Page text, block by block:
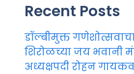
Recent Posts
डॉल्बीमुक्त गणेशोत्सवाचा
शिरोळच्या जय भवानी
अध्यक्षपदी रोहन